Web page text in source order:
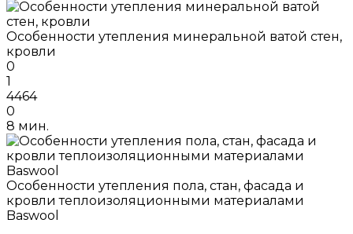
Особенности утепления минеральной ватой стен,
кровли
0
1
4464
0
8 мин.
Особенности утепления пола, стан, фасада и
кровли теплоизоляционными материалами
Baswool